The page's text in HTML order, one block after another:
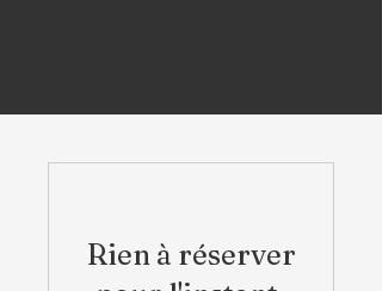
Rien à réserver